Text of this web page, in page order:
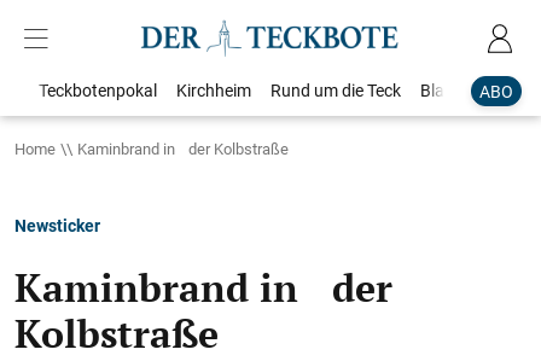
ABO
Teckbotenpokal Kirchheim Rund um die Teck Blaulicht
Home Kaminbrand in der Kolbstraße
Newsticker
Kaminbrand in der
Kolbstraße